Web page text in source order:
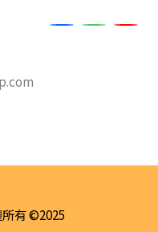
有 ©2025